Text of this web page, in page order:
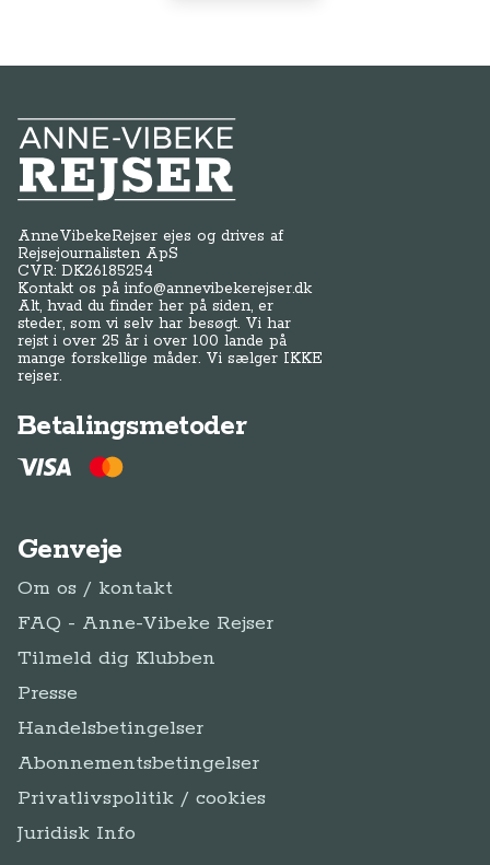
Anne-Vibeke Rejser
AnneVibekeRejser ejes og drives af
Rejsejournalisten ApS
CVR: DK26185254
Kontakt os påinfo@annevibekerejser.dk
Alt, hvad du finder her på siden, er
steder, som vi selv har besøgt. Vi har
rejst i over 25 år i over 100 lande på
mange forskellige måder. Vi sælger IKKE
rejser.
Betalingsmetoder
Genveje
Om os / kontakt
FAQ - Anne-Vibeke Rejser
Tilmeld dig Klubben
Presse
Handelsbetingelser
Abonnementsbetingelser
Privatlivspolitik / cookies
Juridisk Info